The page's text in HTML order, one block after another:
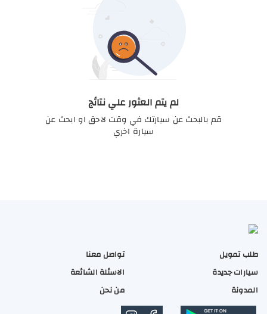
لم يتم العثور علي نتائج
قم بالبحث عن سيارتك في وقت لاحق او ابحث عن
سيارة اخري
طلب تمويل
سيارات جديدة
المدونة
تواصل معنا
الاسئلة الشائعة
من نحن